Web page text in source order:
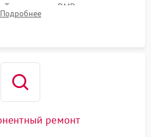
Тестирование DMD-чипа, датчиков
с помощью мультиметра и
Подробнее
ремонт